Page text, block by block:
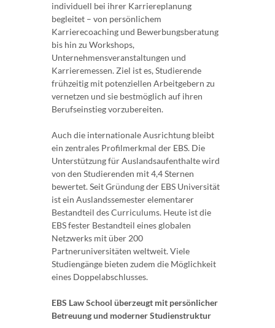
individuell bei ihrer Karriereplanung
begleitet – von persönlichem
Karrierecoaching und Bewerbungsberatung
bis hin zu Workshops,
Unternehmensveranstaltungen und
Karrieremessen. Ziel ist es, Studierende
frühzeitig mit potenziellen Arbeitgebern zu
vernetzen und sie bestmöglich auf ihren
Berufseinstieg vorzubereiten.
Auch die internationale Ausrichtung bleibt
ein zentrales Profilmerkmal der EBS. Die
Unterstützung für Auslandsaufenthalte wird
von den Studierenden mit 4,4 Sternen
bewertet. Seit Gründung der EBS Universität
ist ein Auslandssemester elementarer
Bestandteil des Curriculums. Heute ist die
EBS fester Bestandteil eines globalen
Netzwerks mit über 200
Partneruniversitäten weltweit. Viele
Studiengänge bieten zudem die Möglichkeit
eines Doppelabschlusses.
EBS Law School überzeugt mit persönlicher
Betreuung und moderner Studienstruktur